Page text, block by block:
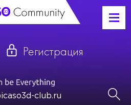
Регистрация
club.ru